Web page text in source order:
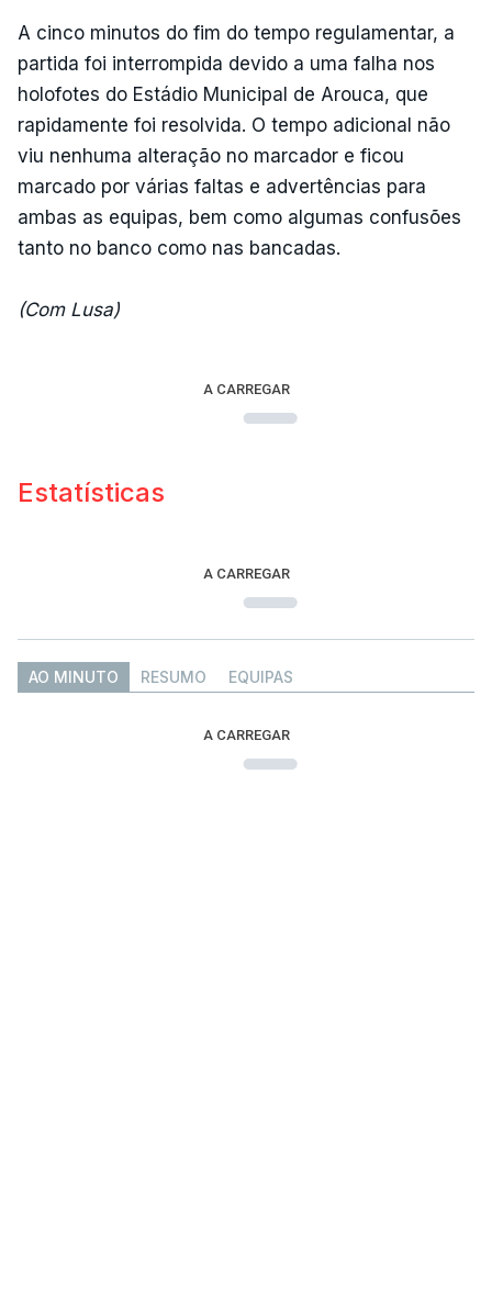
A cinco minutos do fim do tempo regulamentar, a
partida foi interrompida devido a uma falha nos
holofotes do Estádio Municipal de Arouca, que
rapidamente foi resolvida. O tempo adicional não
viu nenhuma alteração no marcador e ficou
marcado por várias faltas e advertências para
ambas as equipas, bem como algumas confusões
tanto no banco como nas bancadas.
(Com Lusa)
A CARREGAR
Estatísticas
A CARREGAR
AO MINUTO RESUMO EQUIPAS
A CARREGAR